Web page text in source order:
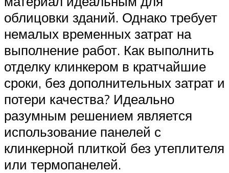
облицовки зданий. Однако требует
немалых временных затрат на
выполнение работ. Как выполнить
отделку клинкером в кратчайшие
сроки, без дополнительных затрат и
потери качества? Идеально
разумным решением является
использование панелей с
клинкерной плиткой без утеплителя
или термопанелей.